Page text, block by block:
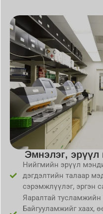
Эмнэлэг, эрүүл
Нийгмийн эрүүл
дэгдэлтийн талаар
сэрэмжлүүлэг, эргэн
Яаралтай
Байгууламжийг хаах,